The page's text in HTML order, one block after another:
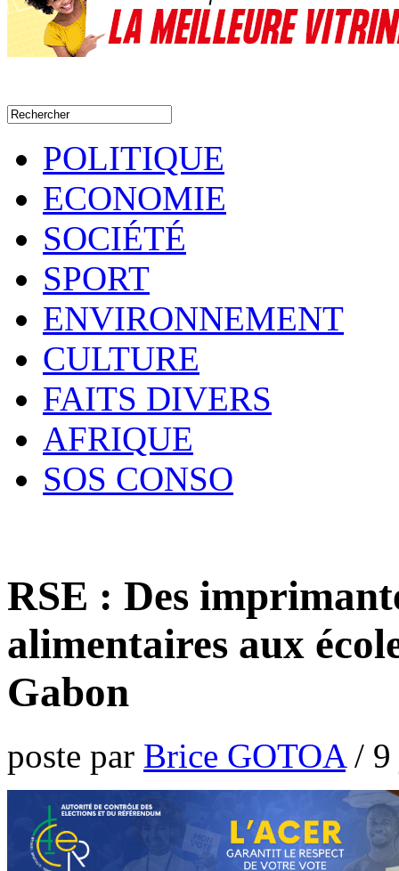
POLITIQUE
ECONOMIE
SOCIÉTÉ
SPORT
ENVIRONNEMENT
CULTURE
FAITS DIVERS
AFRIQUE
SOS CONSO
RSE : Des
alimentaires aux
Gabon
poste par Brice GOTOA/